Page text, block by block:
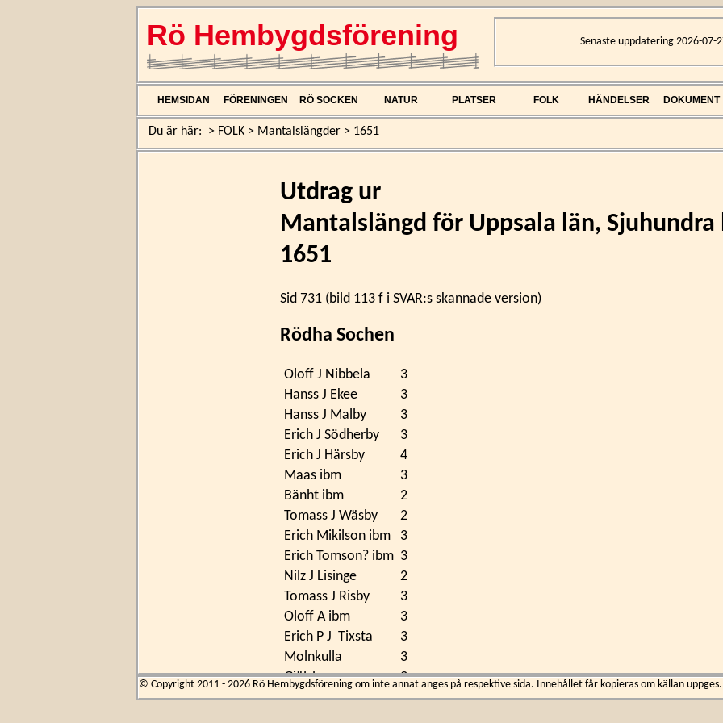
Rö Hembygdsförening Senaste uppdatering 2026-07-
HEMSIDAN FÖRENINGEN RÖ SOCKEN NATUR PLATSER FOLK HÄNDELSER DOKUMENT
Du är här: > FOLK > Mantalslängder > 1651
Utdrag ur
Mantalslängd för Uppsala län, Sjuhundra
1651
Sid 731 (bild 113 f i SVAR:s skannade version)
Rödha Sochen
Oloff J Nibbela
3
Hanss J Ekee
3
Hanss J Malby
3
Erich J Södherby
3
Erich J Härsby
4
Maas ibm
3
Bänht ibm
2
Tomass J Wäsby
2
Erich Mikilson ibm
3
Erich Tomson? ibm 3
Nilz J Lisinge
2
Tomass J Risby
3
Oloff A ibm
3
Erich P J Tixsta
3
Molnkulla
3
Giälzby
3
Gullungby
2
© Copyright 2011 - 2026 Rö Hembygdsförening om inte annat anges på respektive sida. Innehållet får kopieras om källan uppges.